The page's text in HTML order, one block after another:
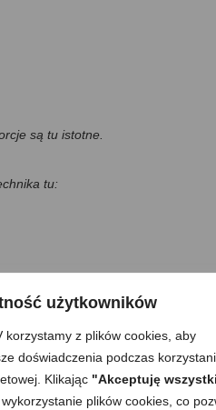
użytkowników
korzystamy z plików cookies, aby
doświadczenia podczas
Klikając "Akceptuję
plików cookies, co
są tu istotne.
tu: